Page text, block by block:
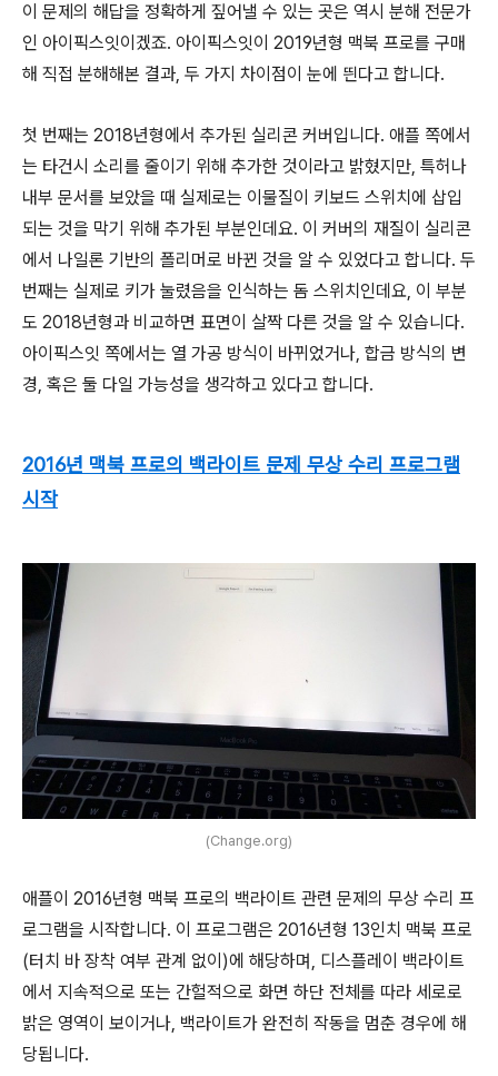
이 문제의 해답을 정확하게 짚어낼 수 있는 곳은 역시 분해 전문가
인 아이픽스잇이겠죠. 아이픽스잇이 2019년형 맥북 프로를 구매
해 직접 분해해본 결과, 두 가지 차이점이 눈에 띈다고 합니다.
첫 번째는 2018년형에서 추가된 실리콘 커버입니다. 애플 쪽에서
는 타건시 소리를 줄이기 위해 추가한 것이라고 밝혔지만, 특허나
내부 문서를 보았을 때 실제로는 이물질이 키보드 스위치에 삽입
되는 것을 막기 위해 추가된 부분인데요. 이 커버의 재질이 실리콘
에서 나일론 기반의 폴리머로 바뀐 것을 알 수 있었다고 합니다. 두
번째는 실제로 키가 눌렸음을 인식하는 돔 스위치인데요, 이 부분
도 2018년형과 비교하면 표면이 살짝 다른 것을 알 수 있습니다.
아이픽스잇 쪽에서는 열 가공 방식이 바뀌었거나, 합금 방식의 변
경, 혹은 둘 다일 가능성을 생각하고 있다고 합니다.
2016년 맥북 프로의 백라이트 문제 무상 수리 프로그램
시작
(Change.org)
애플이 2016년형 맥북 프로의 백라이트 관련 문제의 무상 수리 프
로그램을 시작합니다. 이 프로그램은 2016년형 13인치 맥북 프로
(터치 바 장착 여부 관계 없이)에 해당하며, 디스플레이 백라이트
에서 지속적으로 또는 간헐적으로 화면 하단 전체를 따라 세로로
밝은 영역이 보이거나, 백라이트가 완전히 작동을 멈춘 경우에 해
당됩니다.